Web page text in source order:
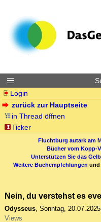
Login
zurück zur Hauptseite
in Thread öffnen
Ticker
Fluchtburg autark am
Bücher vom Kopp-
Unterstützen Sie das
Weitere Buchempfehlungen und
Nein, du verstehst es
Odysseus, Sonntag,
Views